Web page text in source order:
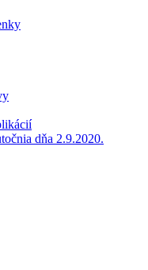
dňa 2.9.2020.